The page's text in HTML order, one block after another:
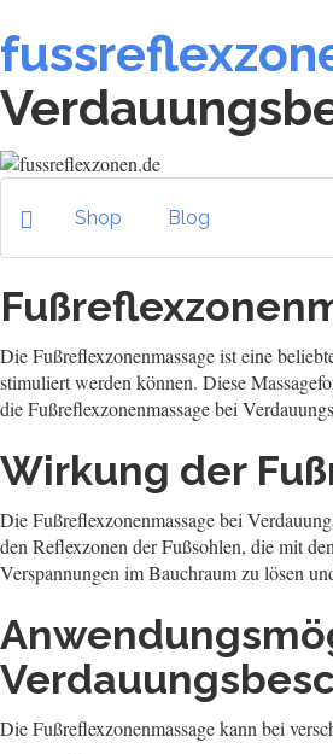
Shop Blog
Die Fußreflexzonenmassage ist eine
stimuliert werden können. Diese
die Fußreflexzonenmassage bei
Wirkung der
Die Fußreflexzonenmassage bei
den Reflexzonen der Fußsohlen, die mit
Verspannungen im Bauchraum zu lösen
Die Fußreflexzonenmassage kann bei